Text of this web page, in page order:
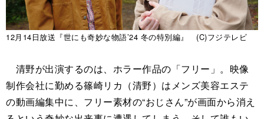
12月14日放送『世にも奇妙な物語’24 冬の特別編』 (C)フジテレビ
清野が出演するのは、ホラー作品の「フリー」。映像
制作会社に勤める篠崎リカ（清野）はメンズ美容エステ
の動画編集中に、フリー素材の“おじさん”が画面から消え